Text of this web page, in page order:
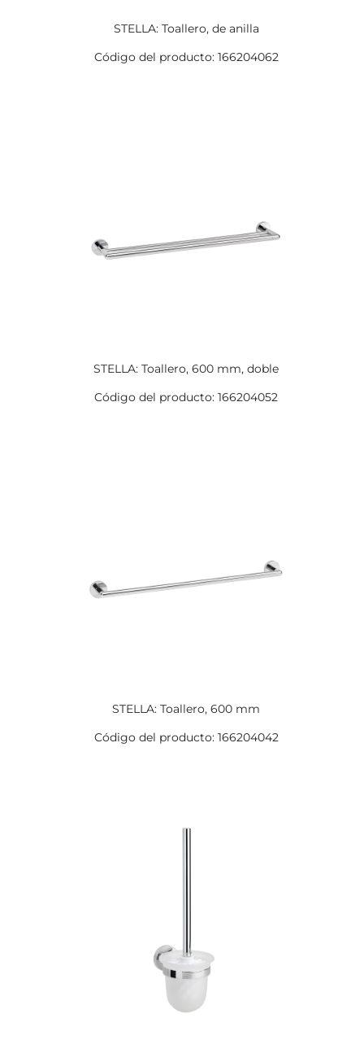
STELLA: Toallero, de anilla
Código del producto: 166204062
STELLA: Toallero, 600 mm, doble
Código del producto: 166204052
STELLA: Toallero, 600 mm
Código del producto: 166204042